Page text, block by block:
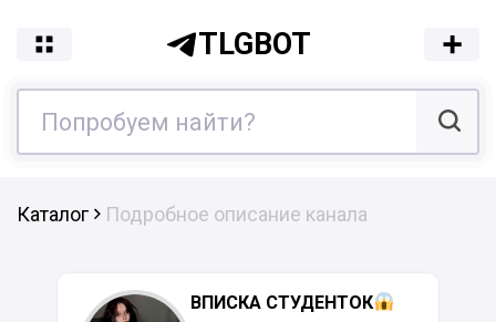
TLGBOT
Каталог Подробное описание канала
ВПИСКА СТУДЕНТОК